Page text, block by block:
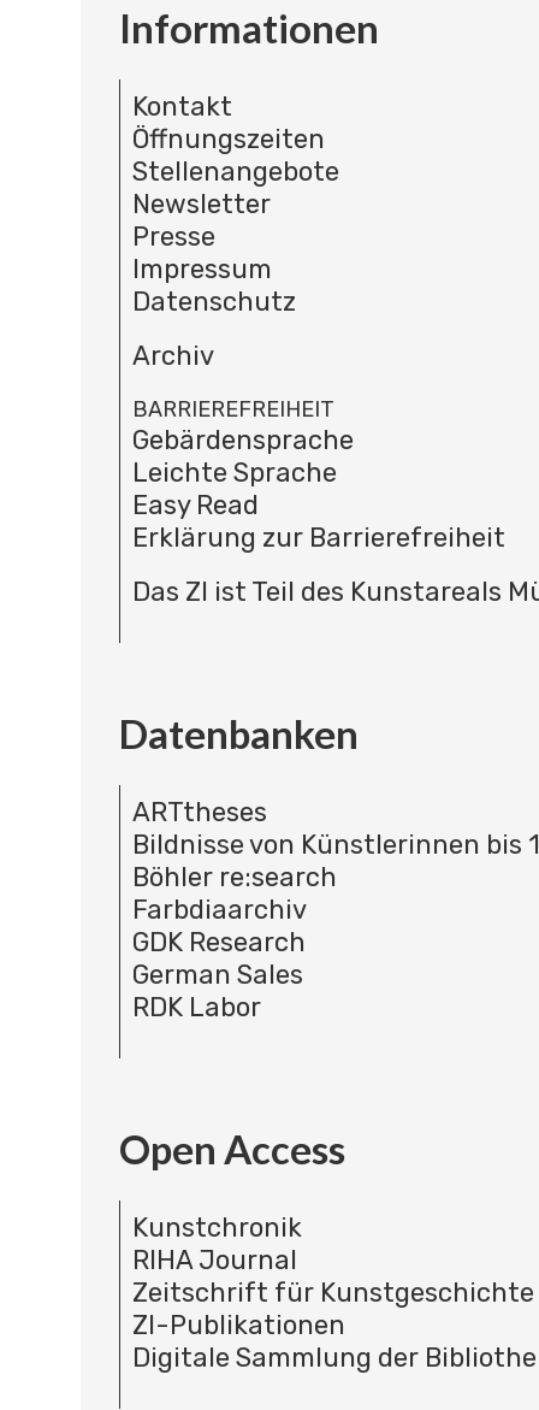
Informationen
Kontakt
Öffnungszeiten
Stellenangebote
Newsletter
Presse
Impressum
Datenschutz
Archiv
BARRIEREFREIHEIT
Gebärdensprache
Leichte Sprache
Easy Read
Erklärung zur Barrierefreiheit
Das ZI ist Teil des Kunstareals
Datenbanken
ARTtheses
Bildnisse von Künstlerinnen bis
Böhler re:search
Farbdiaarchiv
GDK Research
German Sales
RDK Labor
Open Access
Kunstchronik
RIHA Journal
Zeitschrift für Kunstgeschichte
ZI-Publikationen
Digitale Sammlung der